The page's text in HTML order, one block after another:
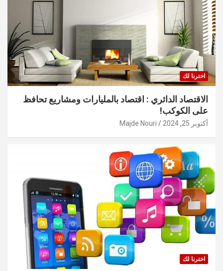
اخترنا لك
الاقتصاد الدائري : اقتصاد بالمليارات ومشاريع تحافظ
على الكوكب!
أكتوبر 25, 2024 Majde Nouri
اخترنا لك